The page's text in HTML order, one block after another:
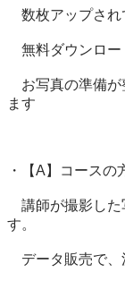
数枚アップされ
無料ダウンロー
お写真の準備が
ます
・【A】コースの
講師が撮影した
す。
データ販売で、